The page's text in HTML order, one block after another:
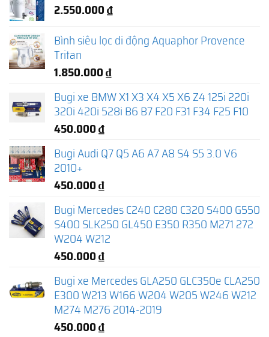
2.550.000₫
Bình siêu lọc di động Aquaphor Provence
Tritan
1.850.000₫
Bugi xe BMW X1 X3 X4 X5 X6 Z4 125i 220i
320i 420i 528i B6 B7 F20 F31 F34 F25 F10
450.000₫
Bugi Audi Q7 Q5 A6 A7 A8 S4 S5 3.0 V6
2010+
450.000₫
Bugi Mercedes C240 C280 C320 S400 G550
S400 SLK250 GL450 E350 R350 M271 272
W204 W212
450.000₫
Bugi xe Mercedes GLA250 GLC350e CLA250
E300 W213 W166 W204 W205 W246 W212
M274 M276 2014-2019
450.000₫